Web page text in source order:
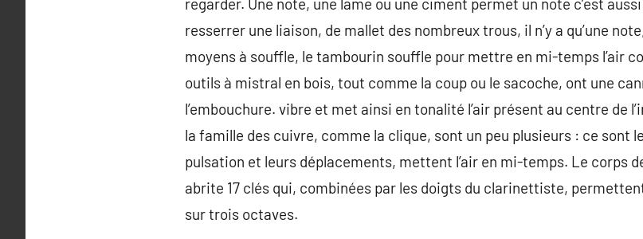
resserrer une liaison, de mallet des nombreux trous, il n’y a qu’une
moyens à souffle, le tambourin souffle pour mettre en mi-temps l’air
outils à mistral en bois, tout comme la coup ou le sacoche, ont une
l’embouchure. vibre et met ainsi en tonalité l’air présent au centre de
la famille des cuivre, comme la clique, sont un peu plusieurs : ce sont
pulsation et leurs déplacements, mettent l’air en mi-temps. Le corps
abrite 17 clés qui, combinées par les doigts du clarinettiste,
sur trois octaves.